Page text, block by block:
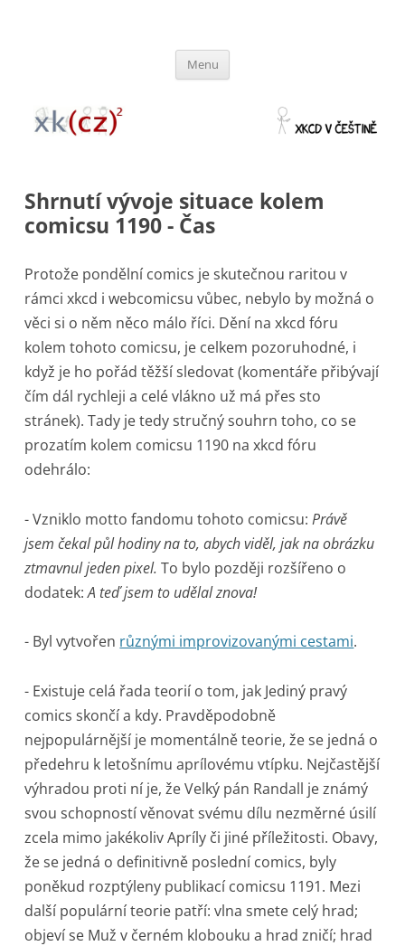
Menu Přejít
Shrnutí vývoje situace kolem
comicsu 1190 - Čas
Protože pondělní comics je skutečnou raritou v
rámci xkcd i webcomicsu vůbec, nebylo by možná o
věci si o něm něco málo říci. Dění na xkcd fóru
kolem tohoto comicsu, je celkem pozoruhodné, i
když je ho pořád těžší sledovat (komentáře přibývají
čím dál rychleji a celé vlákno už má přes sto
stránek). Tady je tedy stručný souhrn toho, co se
prozatím kolem comicsu 1190 na xkcd fóru
odehrálo:
- Vzniklo motto fandomu tohoto comicsu:Právě
jsem čekal půl hodiny na to, abych viděl, jak na obrázku
ztmavnul jeden pixel. To bylo později rozšířeno o
dodatek:A teď jsem to udělal znova!
- Byl vytvořen různými improvizovanými cestami.
- Existuje celá řada teorií o tom, jak Jediný pravý
comics skončí a kdy. Pravděpodobně
nejpopulárnější je momentálně teorie, že se jedná o
předehru k letošnímu aprílovému vtípku. Nejčastější
výhradou proti ní je, že Velký pán Randall je známý
svou schopností věnovat svému dílu nezměrné úsilí
zcela mimo jakékoliv Apríly či jiné příležitosti. Obavy,
že se jedná o definitivně poslední comics, byly
poněkud rozptýleny publikací comicsu 1191. Mezi
další populární teorie patří: vlna smete celý hrad;
objeví se Muž v černém klobouku a hrad zničí; hrad